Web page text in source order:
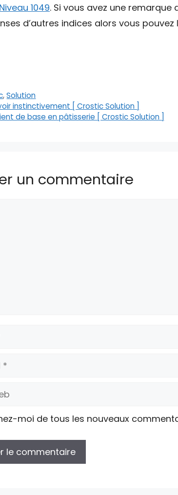
1049. Si vous avez une
d’autres indices alors vous
,Solution
instinctivement [ Crostic Solution ]
de base en pâtisserie [ Crostic Solution ]
un commentaire
moi de tous les nouveaux